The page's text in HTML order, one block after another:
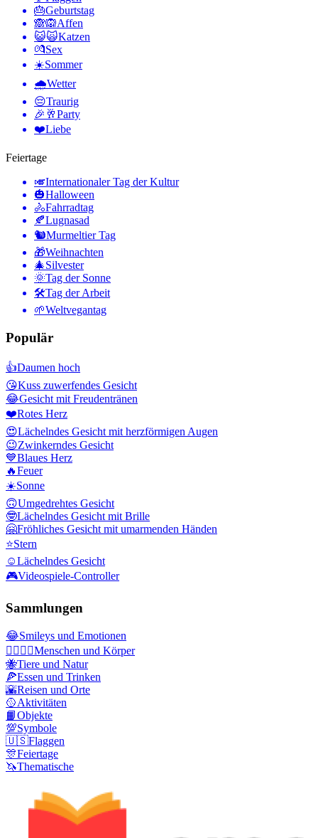
🎂Geburtstag
🙈🙉Affen
😺🙀Katzen
💏Sex
☀️Sommer
🌧Wetter
😔Traurig
🎉🥂Party
❤️Liebe
Feiertage
🎺Internationaler Tag der Kultur
🎃Halloween
🚴Fahrradtag
🍂Lugnasad
🐿Murmeltier Tag
🎁Weihnachten
🎄Silvester
🌞Tag der Sonne
🛠Tag der Arbeit
🌱Weltvegantag
Populär
👍Daumen hoch
😘Kuss zuwerfendes Gesicht
😂Gesicht mit Freudentränen
❤️Rotes Herz
😍Lächelndes Gesicht mit herzförmigen Augen
😉Zwinkerndes Gesicht
💙Blaues Herz
🔥Feuer
☀️Sonne
🙃Umgedrehtes Gesicht
🤓Lächelndes Gesicht mit Brille
🤗Fröhliches Gesicht mit umarmenden Händen
⭐Stern
☺️Lächelndes Gesicht
🎮Videospiele-Controller
Sammlungen
😂Smileys und Emotionen
👩‍❤️‍💋‍👨Menschen und Körper
🐝Tiere und Natur
🍕Essen und Trinken
🌇Reisen und Orte
🥎Aktivitäten
📙Objekte
💯Symbole
🇺🇸Flaggen
🎊Feiertage
🦄Thematische